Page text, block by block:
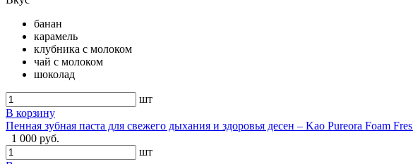
банан
карамель
клубника с молоком
чай с молоком
шоколад
шт
В корзину
Пенная зубная паста для свежего дыхания и здоровья десен – Kao Pureora Foam
1 000 руб.
шт